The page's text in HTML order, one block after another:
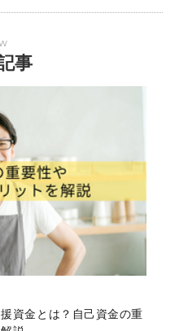
事
資金とは？自己資金の重